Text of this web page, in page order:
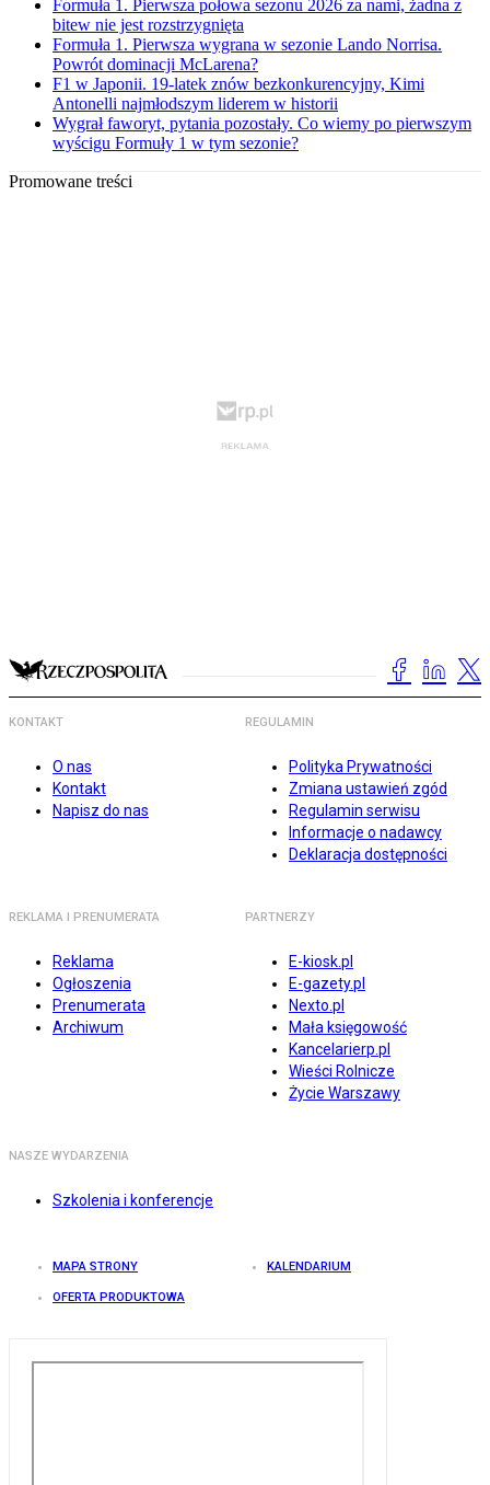
Formuła 1. Pierwsza połowa sezonu 2026 za nami, żadna z
bitew nie jest rozstrzygnięta
Formuła 1. Pierwsza wygrana w sezonie Lando Norrisa.
Powrót dominacji McLarena?
F1 w Japonii. 19-latek znów bezkonkurencyjny, Kimi
Antonelli najmłodszym liderem w historii
Wygrał faworyt, pytania pozostały. Co wiemy po pierwszym
wyścigu Formuły 1 w tym sezonie?
Promowane treści
KONTAKT
O nas
Kontakt
Napisz do nas
REGULAMIN
Polityka Prywatności
Zmiana ustawień zgód
Regulamin serwisu
Informacje o nadawcy
Deklaracja dostępności
REKLAMA I PRENUMERATA
Reklama
Ogłoszenia
Prenumerata
Archiwum
PARTNERZY
E-kiosk.pl
E-gazety.pl
Nexto.pl
Mała księgowość
Kancelarierp.pl
Wieści Rolnicze
Życie Warszawy
NASZE WYDARZENIA
Szkolenia i konferencje
MAPA STRONY KALENDARIUM
OFERTA PRODUKTOWA